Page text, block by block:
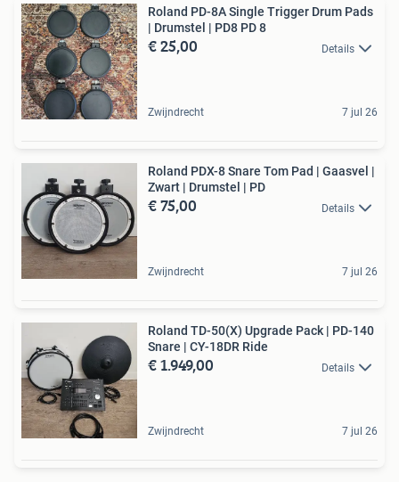
Roland PD-8A Single Trigger Drum Pads
| Drumstel | PD8 PD 8
€ 25,00 Details
Zwijndrecht 7 jul 26
Roland PDX-8 Snare Tom Pad | Gaasvel |
Zwart | Drumstel | PD
€ 75,00 Details
Zwijndrecht 7 jul 26
Roland TD-50(X) Upgrade Pack | PD-140
Snare | CY-18DR Ride
€ 1.949,00 Details
Zwijndrecht 7 jul 26